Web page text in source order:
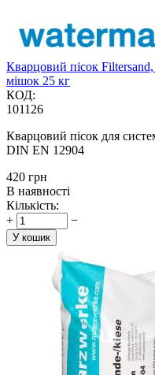
Кварцовий пісок
мішок 25 кг
КОД:
101126
Кварцовий пісок для
DIN EN 12904
‍420‍ грн
В наявності
Кількість:
+
−
У кошик